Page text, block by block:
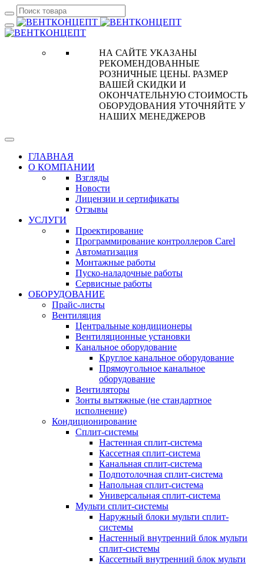
НА САЙТЕ УКАЗАНЫ
РЕКОМЕНДОВАННЫЕ
РОЗНИЧНЫЕ ЦЕНЫ. РАЗМЕР
ВАШЕЙ СКИДКИ И
ОКОНЧАТЕЛЬНУЮ СТОИМОСТЬ
ОБОРУДОВАНИЯ УТОЧНЯЙТЕ У
НАШИХ МЕНЕДЖЕРОВ
ГЛАВНАЯ
О КОМПАНИИ
Взгляды
Новости
Лицензии и сертификаты
Отзывы
УСЛУГИ
Проектирование
Программирование контроллеров Carel
Автоматизация
Монтажные работы
Пуско-наладочные работы
Сервисные работы
ОБОРУДОВАНИЕ
Прайс-листы
Вентиляция
Центральные кондиционеры
Вентиляционные установки
Канальное оборудование
Круглое канальное оборудование
Прямоугольное канальное
оборудование
Вентиляторы
Зонты вытяжные (не стандартное
исполнение)
Кондиционирование
Сплит-системы
Настенная сплит-система
Кассетная сплит-система
Канальная сплит-система
Подпотолочная сплит-система
Напольная сплит-система
Универсальная сплит-система
Мульти сплит-системы
Наружный блоки мульти сплит-
системы
Настенный внутренний блок мульти
сплит-системы
Кассетный внутренний блок мульти